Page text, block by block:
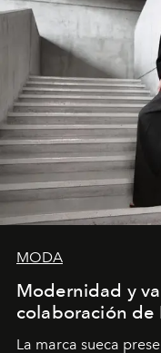
MODA
Modernidad y
colaboración de
La marca sueca